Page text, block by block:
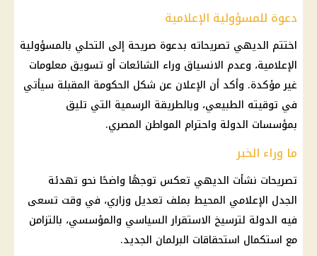
دعوة للمسؤولية الإعلامية
اختتم الديهي تصريحاته بدعوة صريحة إلى التحلي بالمسؤولية
الإعلامية، وعدم الانسياق وراء الشائعات أو تسويق معلومات
غير مؤكدة. وأكد أن الإعلان عن شكل الحكومة المقبلة سيأتي
في توقيته الطبيعي، وبالطريقة الرسمية التي تليق
بمؤسسات الدولة واحترام المواطن المصري.
ما وراء الخبر
تصريحات نشأت الديهي تعكس توجهًا واضحًا نحو تهدئة
الجدل الإعلامي المحيط بملف تعديل وزاري، في وقت تسعى
فيه الدولة لترسيخ الاستقرار السياسي والمؤسسي، بالتزامن
مع استكمال استحقاقات البرلمان الجديد.